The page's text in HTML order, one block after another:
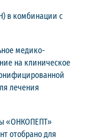
в комбинации с
медико-
на клиническое
лечения
«ОНКОПЕПТ»
отобрано для